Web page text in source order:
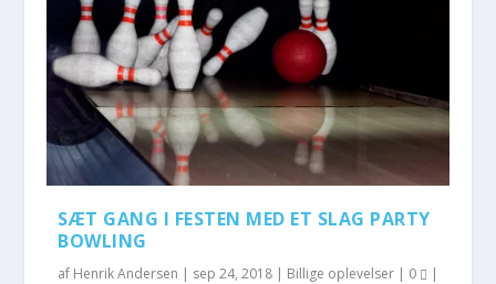
SÆT GANG I FESTEN MED ET SLAG PARTY
BOWLING
af Henrik Andersen | sep 24, 2018 | Billige oplevelser | 0 |